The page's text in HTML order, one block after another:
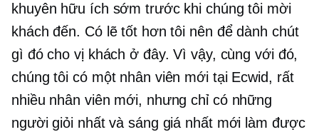
khuyên hữu ích sớm trước khi chúng tôi mời
khách đến. Có lẽ tốt hơn tôi nên để dành chút
gì đó cho vị khách ở đây. Vì vậy, cùng với đó,
chúng tôi có một nhân viên mới tại Ecwid, rất
nhiều nhân viên mới, nhưng chỉ có những
người giỏi nhất và sáng giá nhất mới làm được